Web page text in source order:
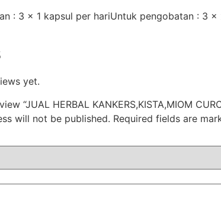
: 3 x 1 kapsul per hariUntuk pengobatan : 3 x
yet.
“JUAL HERBAL KANKERS,KISTA,MIOM
will not be published. Required fields are